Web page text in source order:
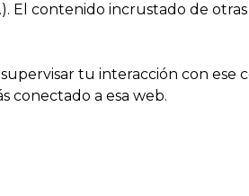
El contenido incrustado de otras
tu interacción con ese
conectado a esa web.